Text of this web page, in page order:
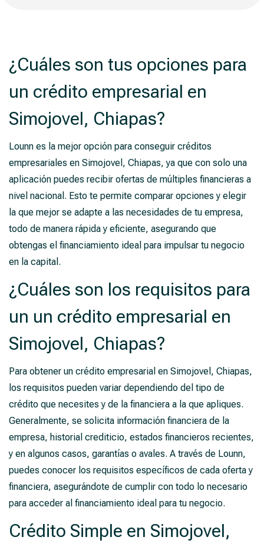
¿Cuáles son tus opciones para
un crédito empresarial en
Simojovel, Chiapas?
Lounn es la mejor opción para conseguir créditos
empresariales en Simojovel, Chiapas, ya que con solo una
aplicación puedes recibir ofertas de múltiples financieras a
nivel nacional. Esto te permite comparar opciones y elegir
la que mejor se adapte a las necesidades de tu empresa,
todo de manera rápida y eficiente, asegurando que
obtengas el financiamiento ideal para impulsar tu negocio
en la capital.
¿Cuáles son los requisitos para
un un crédito empresarial en
Simojovel, Chiapas?
Para obtener un crédito empresarial en Simojovel, Chiapas,
los requisitos pueden variar dependiendo del tipo de
crédito que necesites y de la financiera a la que apliques.
Generalmente, se solicita información financiera de la
empresa, historial crediticio, estados financieros recientes,
y en algunos casos, garantías o avales. A través de Lounn,
puedes conocer los requisitos específicos de cada oferta y
financiera, asegurándote de cumplir con todo lo necesario
para acceder al financiamiento ideal para tu negocio.
Crédito Simple en Simojovel,